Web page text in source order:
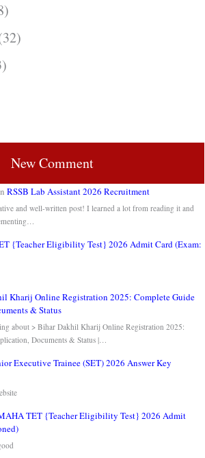
New Comment
RSSB Lab Assistant 2026 Recruitment
and well-written post! I learned a lot from reading it and
{Teacher Eligibility Test} 2026 Admit Card (Exam:
Kharij Online Registration 2025: Complete Guide
& Status
about > Bihar Dakhil Kharij Online Registration 2025:
Documents & Status |…
Executive Trainee (SET) 2026 Answer Key
TET {Teacher Eligibility Test} 2026 Admit